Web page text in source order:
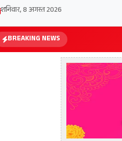
शनिवार, 8 अगस्त 2026
BREAKING NEWS